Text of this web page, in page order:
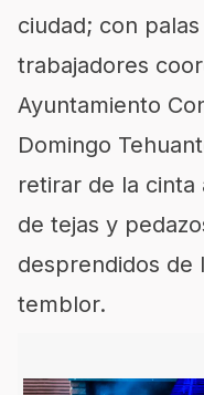
ciudad; con
trabajadores
Ayuntamiento
Domingo
retirar de la cinta
de tejas y
desprendidos de
temblor.